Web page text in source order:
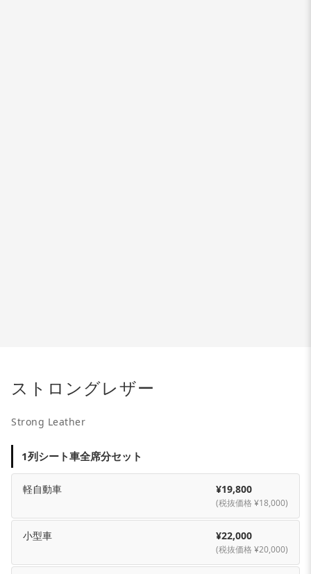
ストロングレザー
Strong Leather
1列シート車全席分セット
軽自動車 ¥19,800
(税抜価格 ¥18,000)
小型車 ¥22,000
(税抜価格 ¥20,000)